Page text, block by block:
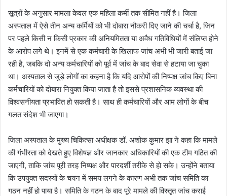
सूत्रों के अनुसार मामला केवल एक महिला कर्मी तक सीमित नहीं है। जिला
अस्पताल में ऐसे तीन अन्य कर्मियों को भी दोबारा नौकरी दिए जाने की चर्चा है, जिन
पर पहले किसी न किसी प्रकार की अनियमितता या अवैध गतिविधियों में संलिप्त होने
के आरोप लगे थे। इनमें से एक कर्मचारी के खिलाफ जांच अभी भी जारी बताई जा
रही है, जबकि दो अन्य कर्मचारियों को पूर्व में जांच के बाद सेवा से हटाया जा चुका
था। अस्पताल से जुड़े लोगों का कहना है कि यदि आरोपों की निष्पक्ष जांच किए बिना
कर्मचारियों को दोबारा नियुक्त किया जाता है तो इससे प्रशासनिक व्यवस्था की
विश्वसनीयता प्रभावित हो सकती है। साथ ही कर्मचारियों और आम लोगों के बीच
गलत संदेश भी जाएगा।
जिला अस्पताल के मुख्य चिकित्सा अधीक्षक डॉ. अशोक कुमार झा ने कहा कि मामले
की गंभीरता को देखते हुए विशेषज्ञ और जानकार अधिकारियों की एक टीम गठित की
जाएगी, ताकि जांच पूरी तरह निष्पक्ष और पारदर्शी तरीके से हो सके। उन्होंने बताया
कि उपयुक्त सदस्यों के चयन में समय लगने के कारण अभी तक जांच समिति का
गठन नहीं हो पाया है। समिति के गठन के बाद पूरे मामले की विस्तृत जांच कराई